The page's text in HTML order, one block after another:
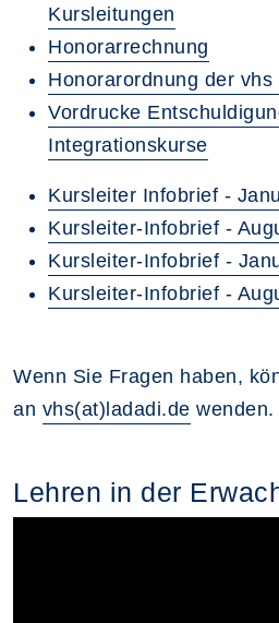
Kursleitungen
Honorarrechnung
Honorarordnung der
Vordrucke
Integrationskurse
Kursleiter Infobrief -
Kursleiter-Infobrief -
Kursleiter-Infobrief -
Kursleiter-Infobrief -
Wenn Sie Fragen haben,
an vhs(at)ladadi.de wenden.
Lehren in der